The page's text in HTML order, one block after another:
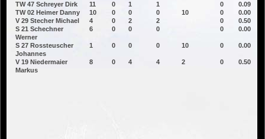
TW 47 Schreyer Dirk
11 0 1 1 0
0.09
TW 02 Heimer Danny
10 0 0 0 10 0
0.00
V 29 Stecher Michael
4 0 2 2 0
0.50
S 21 Schechner
Werner
6 0 0 0 0 0.00
S 27 Rossteuscher
Johannes
1 0 0 0 10 0 0.00
V 19 Niedermaier
Markus
8 0 4 4 2 0 0.50